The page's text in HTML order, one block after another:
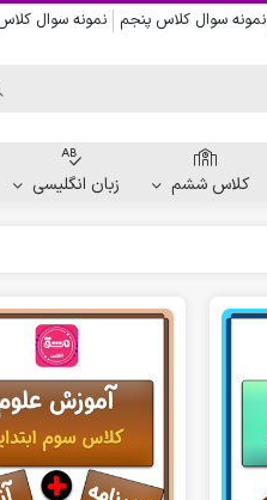
نمونه سوال کلاس پنجم نمونه سوال
کلاس ششم زبان انگلیسی